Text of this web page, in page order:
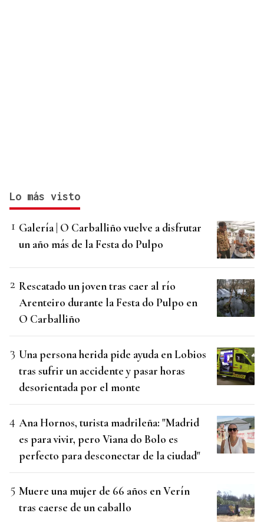
Lo más visto
Galería | O Carballiño vuelve a disfrutar
un año más de la Festa do Pulpo
Rescatado un joven tras caer al río
Arenteiro durante la Festa do Pulpo en
O Carballiño
Una persona herida pide ayuda en Lobios
tras sufrir un accidente y pasar horas
desorientada por el monte
Ana Hornos, turista madrileña: "Madrid
es para vivir, pero Viana do Bolo es
perfecto para desconectar de la ciudad"
Muere una mujer de 66 años en Verín
tras caerse de un caballo